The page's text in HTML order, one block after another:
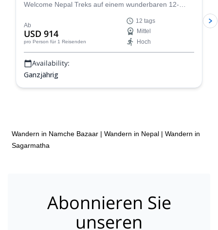
Welcome Nepal Treks auf einem wunderbaren 12-
entdecken Sie eine der emblematischsten Routen des
Himalaya!
Ab
USD 914
pro Person für 1 Reisenden
12 tags
Mittel
Hoch
Availability:
Ganzjährig
Wandern in Namche Bazaar | Wandern in Nepal | Wandern in
Sagarmatha
Abonnieren Sie
unseren